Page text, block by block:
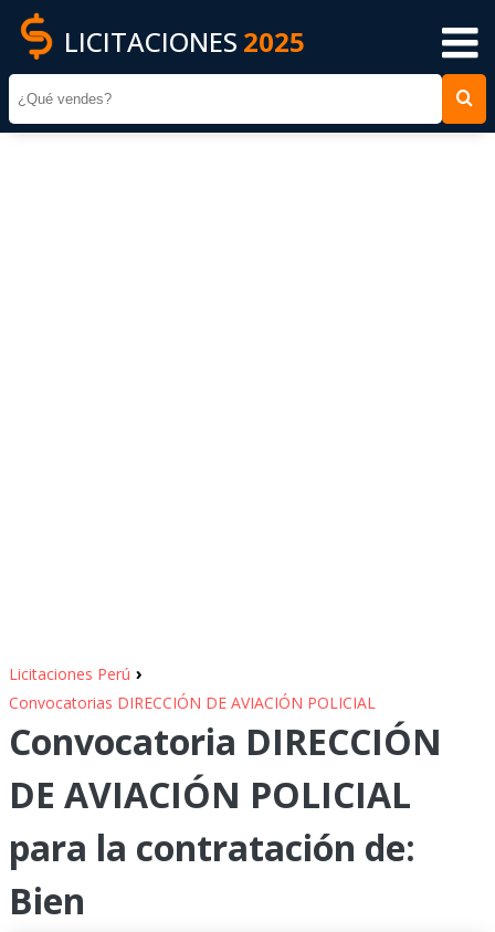
LICITACIONES 2025
Licitaciones Perú ›
Convocatorias DIRECCIÓN DE AVIACIÓN POLICIAL
Convocatoria DIRECCIÓN
DE AVIACIÓN POLICIAL
para la contratación de:
Bien